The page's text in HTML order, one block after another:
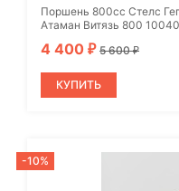
Поршень 800cc Стелс
Атаман Витязь 800
4 400 ₽ 5 600₽
КУПИТЬ
-10%